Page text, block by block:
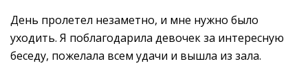
День пролетел незаметно, и мне нужно было
уходить. Я поблагодарила девочек за интересную
беседу, пожелала всем удачи и вышла из зала.